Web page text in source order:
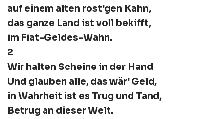
auf einem alten rost‘gen Kahn,
das ganze Land ist voll bekifft,
im Fiat-Geldes-Wahn.
2
Wir halten Scheine in der Hand
Und glauben alle, das wär‘ Geld,
in Wahrheit ist es Trug und Tand,
Betrug an dieser Welt.